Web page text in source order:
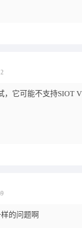
，它可能不支持SIOT
的问题啊